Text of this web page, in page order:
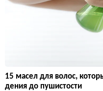
15 масел для волос,
дения до пушистости